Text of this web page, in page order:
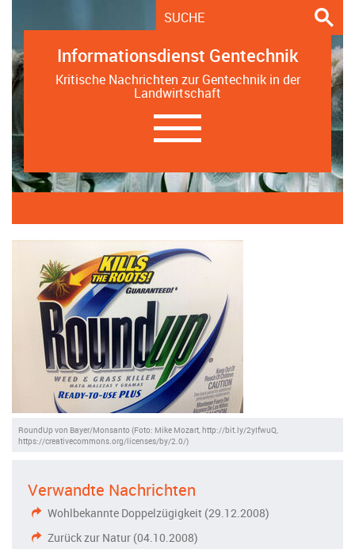
Informationsdienst Gentechnik
Kritische Nachrichten zur Gentechnik in der
Landwirtschaft
Navigation
ein-/ausblenden
RoundUp von Bayer/Monsanto (Foto: Mike Mozart, http://bit.ly/2yIfwuQ,
https://creativecommons.org/licenses/by/2.0/)
Verwandte Nachrichten
Wohlbekannte Doppelzügigkeit (29.12.2008)
Zurück zur Natur (04.10.2008)